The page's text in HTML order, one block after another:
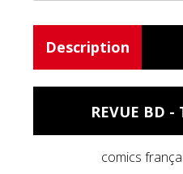
Description
REVUE BD -
comics